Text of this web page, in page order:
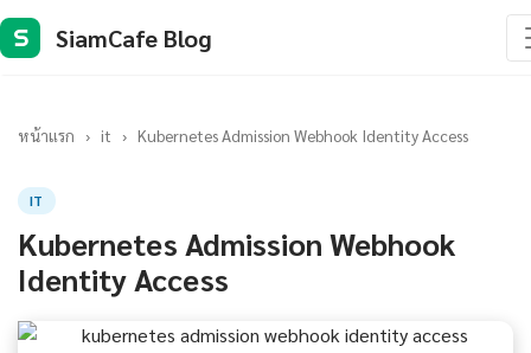
S SiamCafe Blog
หน้าแรก › it › Kubernetes Admission Webhook Identity Access
IT
Kubernetes Admission Webhook
Identity Access